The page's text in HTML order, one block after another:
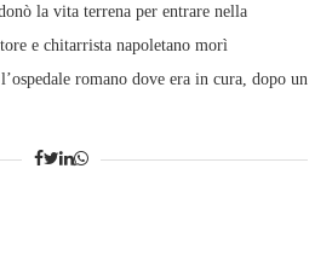
la vita terrena per entrare nella
e chitarrista napoletano morì
romano dove era in cura, dopo un